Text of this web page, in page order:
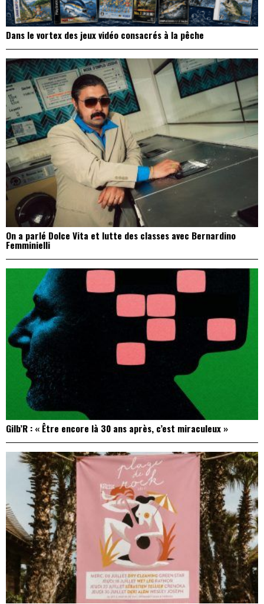
Dans le vortex des jeux vidéo consacrés à la pêche
On a parlé Dolce Vita et lutte des classes avec Bernardino
Femminielli
Gilb’R : « Être encore là 30 ans après, c’est miraculeux »